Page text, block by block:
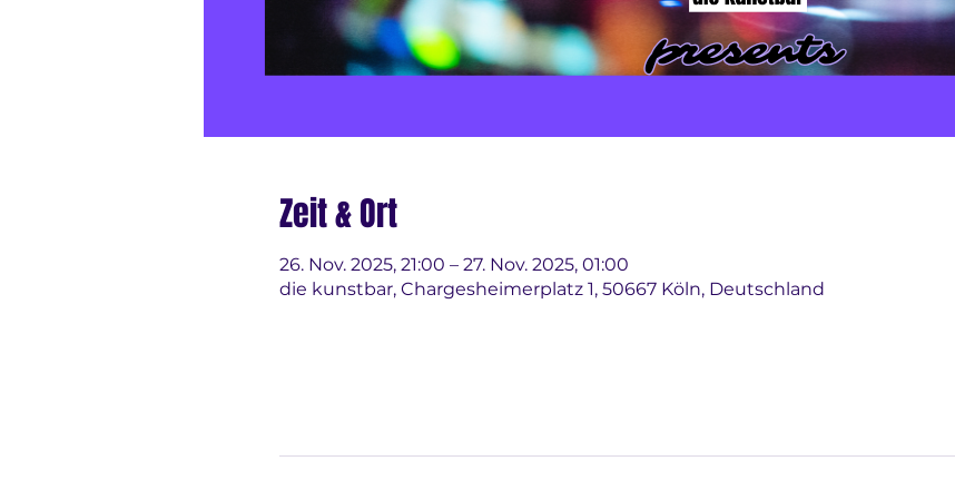
Zeit & Ort
26. Nov. 2025, 21:00 – 27. Nov. 2025, 01:00
die kunstbar, Chargesheimerplatz 1, 50667 Köln, Deutschland